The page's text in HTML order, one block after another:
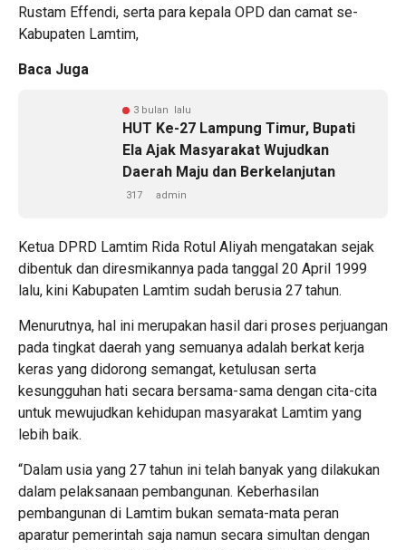
Rustam Effendi, serta para kepala OPD dan camat se-
Kabupaten Lamtim,
Baca Juga
3 bulan lalu
HUT Ke-27 Lampung Timur, Bupati
Ela Ajak Masyarakat Wujudkan
Daerah Maju dan Berkelanjutan
317 admin
Ketua DPRD Lamtim Rida Rotul Aliyah mengatakan sejak
dibentuk dan diresmikannya pada tanggal 20 April 1999
lalu, kini Kabupaten Lamtim sudah berusia 27 tahun.
Menurutnya, hal ini merupakan hasil dari proses perjuangan
pada tingkat daerah yang semuanya adalah berkat kerja
keras yang didorong semangat, ketulusan serta
kesungguhan hati secara bersama-sama dengan cita-cita
untuk mewujudkan kehidupan masyarakat Lamtim yang
lebih baik.
“Dalam usia yang 27 tahun ini telah banyak yang dilakukan
dalam pelaksanaan pembangunan. Keberhasilan
pembangunan di Lamtim bukan semata-mata peran
aparatur pemerintah saja namun secara simultan dengan